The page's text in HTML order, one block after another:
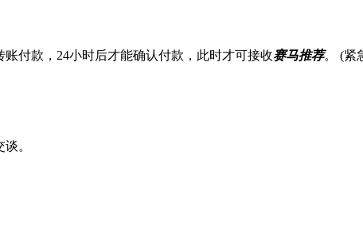
付款，24小时后才能确认付款，此时才可接收赛马推荐。 (紧
。